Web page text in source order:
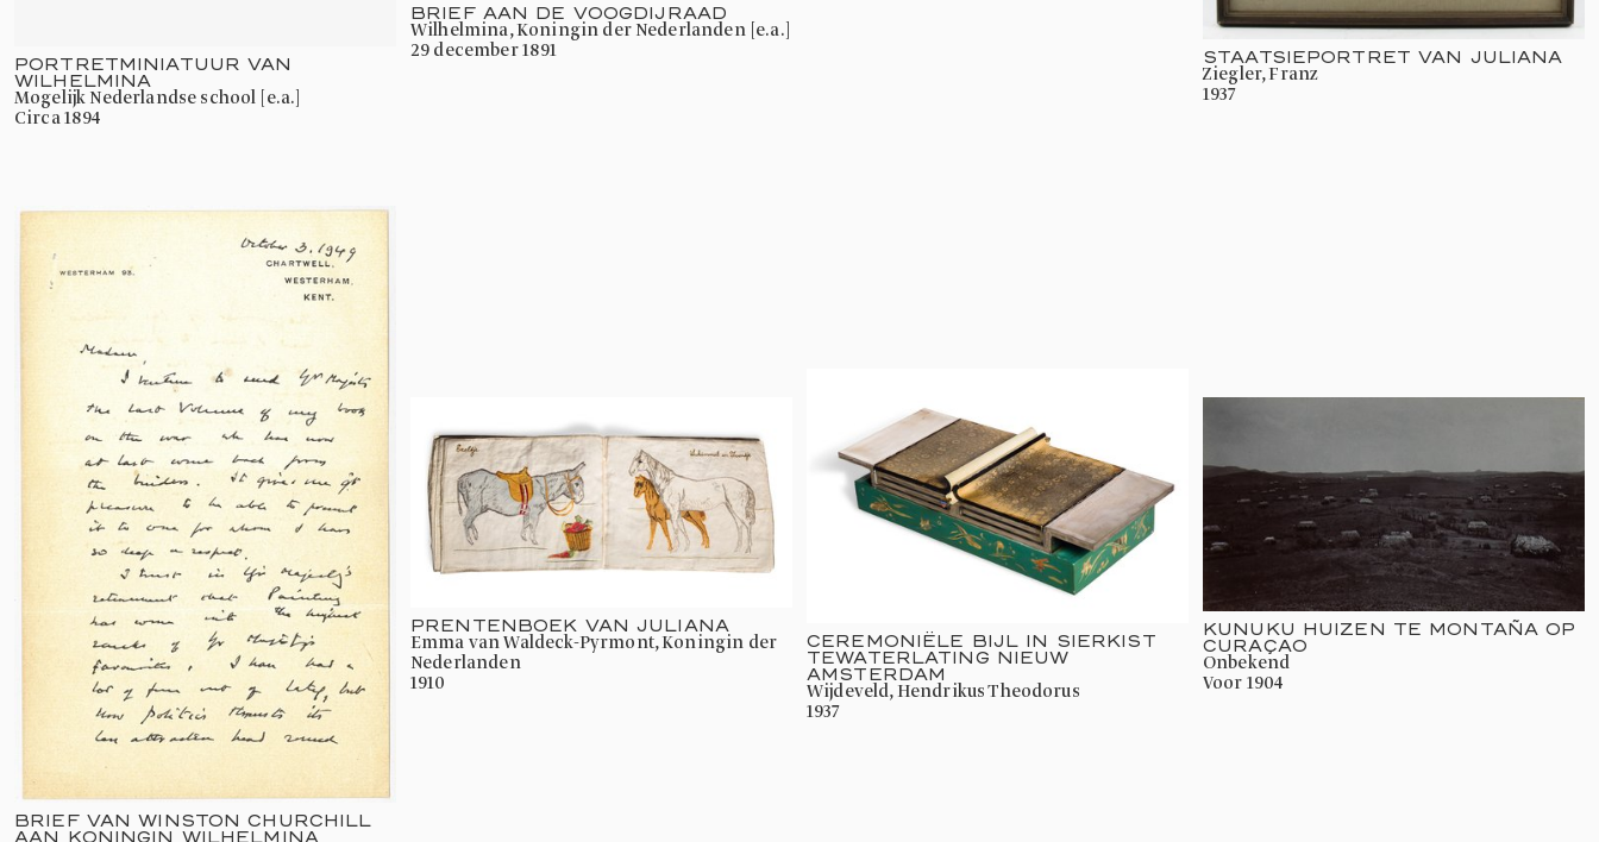
PORTRETMINIATUUR VAN
WILHELMINA
mogelijk Nederlandse school [e.a.]
circa 1894
BRIEF AAN DE VOOGDIJRAAD
Wilhelmina, Koningin der Nederlanden [e.a.]
29 december 1891
STAATSIEPORTRET VAN JULIANA
Ziegler, Franz
1937
BRIEF VAN WINSTON CHURCHILL
AAN KONINGIN WILHELMINA
PRENTENBOEK VAN JULIANA
Emma van Waldeck-Pyrmont, Koningin der
Nederlanden
1910
CEREMONIËLE BIJL IN SIERKIST
TEWATERLATING NIEUW
AMSTERDAM
Wijdeveld, Hendrikus Theodorus
1937
KUNUKU HUIZEN TE MONTAÑA OP
CURAÇAO
onbekend
voor 1904